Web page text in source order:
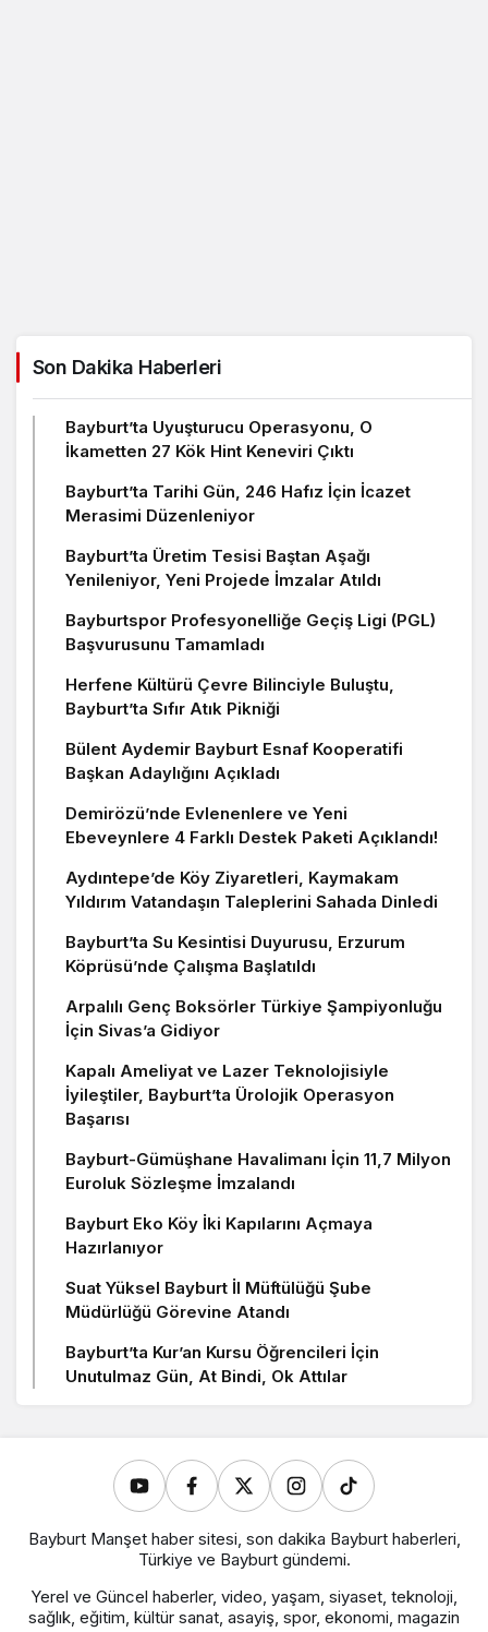
Son Dakika Haberleri
Bayburt’ta Uyuşturucu Operasyonu, O
İkametten 27 Kök Hint Keneviri Çıktı
Bayburt’ta Tarihi Gün, 246 Hafız İçin İcazet
Merasimi Düzenleniyor
Bayburt’ta Üretim Tesisi Baştan Aşağı
Yenileniyor, Yeni Projede İmzalar Atıldı
Bayburtspor Profesyonelliğe Geçiş Ligi (PGL)
Başvurusunu Tamamladı
Herfene Kültürü Çevre Bilinciyle Buluştu,
Bayburt’ta Sıfır Atık Pikniği
Bülent Aydemir Bayburt Esnaf Kooperatifi
Başkan Adaylığını Açıkladı
Demirözü’nde Evlenenlere ve Yeni
Ebeveynlere 4 Farklı Destek Paketi Açıklandı!
Aydıntepe’de Köy Ziyaretleri, Kaymakam
Yıldırım Vatandaşın Taleplerini Sahada Dinledi
Bayburt’ta Su Kesintisi Duyurusu, Erzurum
Köprüsü’nde Çalışma Başlatıldı
Arpalılı Genç Boksörler Türkiye Şampiyonluğu
İçin Sivas’a Gidiyor
Kapalı Ameliyat ve Lazer Teknolojisiyle
İyileştiler, Bayburt’ta Ürolojik Operasyon
Başarısı
Bayburt-Gümüşhane Havalimanı İçin 11,7 Milyon
Euroluk Sözleşme İmzalandı
Bayburt Eko Köy İki Kapılarını Açmaya
Hazırlanıyor
Suat Yüksel Bayburt İl Müftülüğü Şube
Müdürlüğü Görevine Atandı
Bayburt’ta Kur’an Kursu Öğrencileri İçin
Unutulmaz Gün, At Bindi, Ok Attılar
Bayburt Manşet haber sitesi, son dakika Bayburt haberleri,
Türkiye ve Bayburt gündemi.
Yerel ve Güncel haberler, video, yaşam, siyaset, teknoloji,
sağlık, eğitim, kültür sanat, asayiş, spor, ekonomi, magazin